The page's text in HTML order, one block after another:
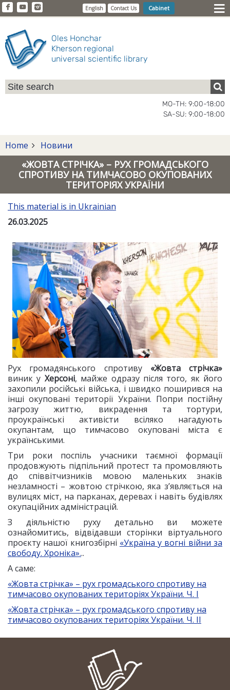
English Contact Us Cabinet
Oles Honchar
Kherson regional
universal scientific library
MO-TH: 9:00-18:00
SA-SU: 9:00-18:00
Home Новини
«ЖОВТА СТРІЧКА» – РУХ ГРОМАДСЬКОГО
СПРОТИВУ НА ТИМЧАСОВО ОКУПОВАНИХ
ТЕРИТОРІЯХ УКРАЇНИ
This material is in Ukrainian
26.03.2025
Рух громадянського спротиву «Жовта стрічка»
виник у Херсоні, майже одразу після того, як його
захопили російські війська, і швидко поширився на
інші окуповані території України. Попри постійну
загрозу життю, викрадення та тортури,
проукраїнські активісти всіляко нагадують
окупантам, що тимчасово окуповані міста є
українськими.
Три роки поспіль учасники таємної формації
продовжують підпільний протест та промовляють
до співвітчизників мовою маленьких знаків
незламності – жовтою стрічкою, яка з’являється на
вулицях міст, на парканах, деревах і навіть будівлях
окупаційних адміністрацій.
З діяльністю руху детально ви можете
ознайомитись, відвідавши сторінки віртуального
проєкту нашої книгозбірні «Україна у вогні війни за
свободу. Хроніка»...
А саме:
«Жовта стрічка» – рух громадського спротиву на
тимчасово окупованих територіях України. Ч. I
«Жовта стрічка» – рух громадського спротиву на
тимчасово окупованих територіях України. Ч. II